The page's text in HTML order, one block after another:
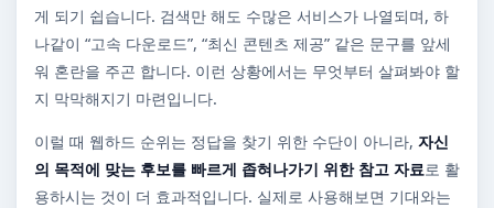
게 되기 쉽습니다. 검색만 해도 수많은 서비스가 나열되며, 하
나같이 “고속 다운로드”, “최신 콘텐츠 제공” 같은 문구를 앞세
워 혼란을 주곤 합니다. 이런 상황에서는 무엇부터 살펴봐야 할
지 막막해지기 마련입니다.
이럴 때 웹하드 순위는 정답을 찾기 위한 수단이 아니라, 자신
의 목적에 맞는 후보를 빠르게 좁혀나가기 위한 참고 자료로 활
용하시는 것이 더 효과적입니다. 실제로 사용해보면 기대와는